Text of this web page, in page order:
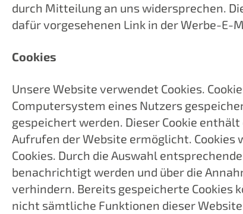
durch Mitteilung an uns widersprechen.
dafür vorgesehenen Link in der Werbe-
Cookies
Unsere Website verwendet Cookies.
Computersystem eines Nutzers
gespeichert werden. Dieser Cookie
Aufrufen der Website ermöglicht. Cookies
Cookies. Durch die Auswahl
benachrichtigt werden und über die
verhindern. Bereits gespeicherte Cookies
nicht sämtliche Funktionen dieser